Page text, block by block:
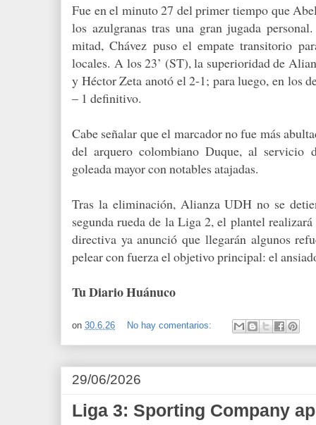
Fue en el minuto 27 del primer tiempo que
los azulgranas tras una gran jugada
mitad, Chávez puso el empate transitorio
locales. A los 23’ (ST), la superioridad de
y Héctor Zeta anotó el 2-1; para luego, en los
– 1 definitivo.
Cabe señalar que el marcador no fue más
del arquero colombiano Duque, al servicio
goleada mayor con notables atajadas.
Tras la eliminación, Alianza UDH no se
segunda rueda de la Liga 2, el plantel
directiva ya anunció que llegarán algunos
pelear con fuerza el objetivo principal: el
Tu Diario Huánuco
on 30.6.26 No hay comentarios:
29/06/2026
Liga 3: Sporting Company